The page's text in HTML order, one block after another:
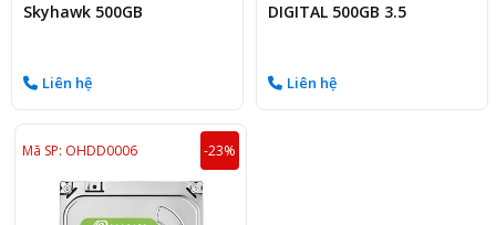
Skyhawk 500GB
Liên hệ
DIGITAL 500GB 3.5
Liên hệ
Mã SP: OHDD0006 -23%